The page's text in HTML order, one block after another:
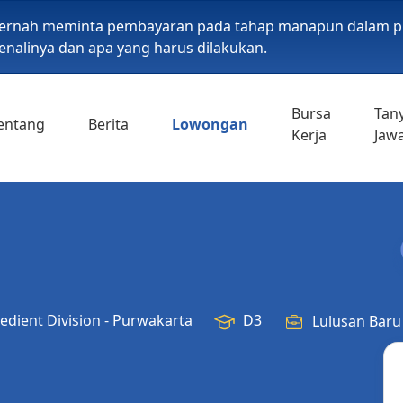
meminta pembayaran pada tahap manapun dalam
dan apa yang harus dilakukan.
Berita Lowongan
Bursa
Kerja
Division - Purwakarta D3 Lulusan